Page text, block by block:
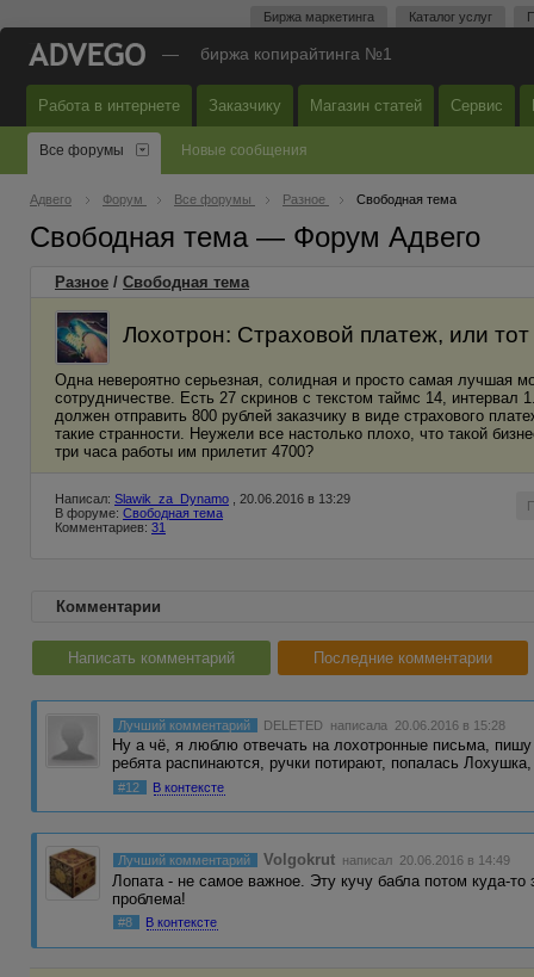
Биржа маркетинга Каталог услуг
— биржа копирайтинга №1
Работа в интернете Заказчику Магазин статей Сервис
Все форумы Новые сообщения
Адвего Форум Все форумы Разное Свободная тема
Свободная тема — Форум Адвего
Разное / Свободная тема
Лохотрон: Страховой платеж, или
Одна невероятно серьезная, солидная и просто самая лучшая
сотрудничестве. Есть 27 скринов с текстом таймс 14, интервал
должен отправить 800 рублей заказчику в виде страхового
такие странности. Неужели все настолько плохо, что такой
три часа работы им прилетит 4700?
Написал: Slawik_za_Dynamo , 20.06.2016 в 13:29
В форуме: Свободная тема
Комментариев: 31
Комментарии
Написать комментарий Последние комментарии
Лучший комментарий DELETED написала 20.06.2016 в 15:28
Ну а чё, я люблю отвечать на лохотронные письма,
ребята распинаются, ручки потирают, попалась
#12 В контексте
Лучший комментарий Volgokrut написал 20.06.2016 в 14:49
Лопата - не самое важное. Эту кучу бабла потом куда-то
проблема!
#8 В контексте